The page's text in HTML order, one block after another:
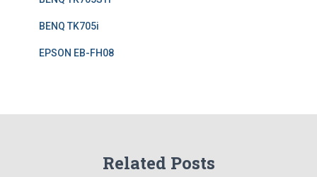
BENQ TK705i
EPSON EB-FH08
Related Posts